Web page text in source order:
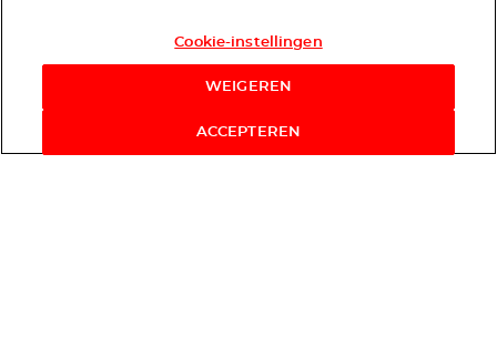
Cookie-instellingen
WEIGEREN
ACCEPTEREN